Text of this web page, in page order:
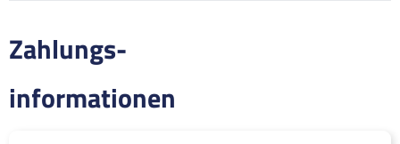
Zahlungs-
informationen